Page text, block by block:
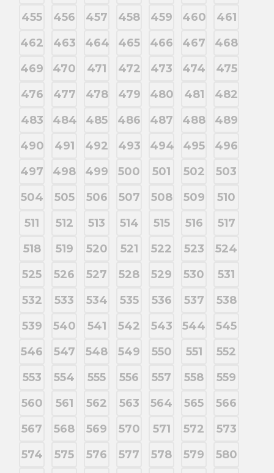
455 456 457 458 459 460
461
462
463 464 465 466 467
468
469
470 471 472 473 474
475
476
477 478 479 480 481
482
483
484 485 486 487 488
489
490
491 492 493 494 495
496
497
498 499 500 501 502
503
504
505 506 507 508 509
510
511
512 513 514 515 516
517
518
519 520 521 522 523
524
525
526 527 528 529 530
531
532
533 534 535 536 537
538
539
540 541 542 543 544
545
546
547 548 549 550 551
552
553
554 555 556 557 558
559
560
561 562 563 564 565
566
567
568 569 570 571 572
573
574
575 576 577 578 579
580